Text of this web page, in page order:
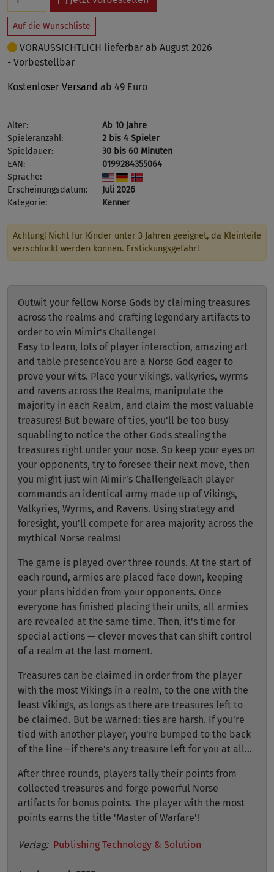
Auf die Wunschliste
VORAUSSICHTLICH lieferbar ab August 2026
- Vorbestellbar
Kostenloser Versand ab 49 Euro
Alter:
Ab 10 Jahre
Spieleranzahl:
2 bis 4 Spieler
Spieldauer:
30 bis 60 Minuten
EAN:
0199284355064
Sprache:
Erscheinungsdatum:
Juli 2026
Kategorie:
Kenner
Achtung! Nicht für Kinder unter 3 Jahren geeignet, da Kleinteile
verschluckt werden können. Erstickungsgefahr!
Outwit your fellow Norse Gods by claiming treasures
across the realms and crafting legendary artifacts to
order to win Mimir's Challenge!
Easy to learn, lots of player interaction, amazing art
and table presenceYou are a Norse God eager to
prove your wits. Place your vikings, valkyries, wyrms
and ravens across the Realms, manipulate the
majority in each Realm, and claim the most valuable
treasures! But beware of ties, you'll be too busy
squabling to notice the other Gods stealing the
treasures right under your nose. So keep your eyes on
your opponents, try to foresee their next move, then
you might just win Mimir's Challenge!Each player
commands an identical army made up of Vikings,
Valkyries, Wyrms, and Ravens. Using strategy and
foresight, you'll compete for area majority across the
mythical Norse realms!
The game is played over three rounds. At the start of
each round, armies are placed face down, keeping
your plans hidden from your opponents. Once
everyone has finished placing their units, all armies
are revealed at the same time. Then, it's time for
special actions — clever moves that can shift control
of a realm at the last moment.
Treasures can be claimed in order from the player
with the most Vikings in a realm, to the one with the
least Vikings, as longs as there are treasures left to
be claimed. But be warned: ties are harsh. If you're
tied with another player, you're bumped to the back
of the line—if there's any treasure left for you at all...
After three rounds, players tally their points from
collected treasures and forge powerful Norse
artifacts for bonus points. The player with the most
points earns the title 'Master of Warfare'!
Verlag: Publishing Technology & Solution